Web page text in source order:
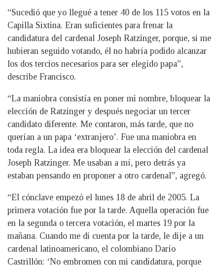
“Sucedió que yo llegué a tener 40 de los 115 votos en la
Capilla Sixtina. Eran suficientes para frenar la
candidatura del cardenal Joseph Ratzinger, porque, si me
hubieran seguido votando, él no habría podido alcanzar
los dos tercios necesarios para ser elegido papa”,
describe Francisco.
“La maniobra consistía en poner mi nombre, bloquear la
elección de Ratzinger y después negociar un tercer
candidato diferente. Me contaron, más tarde, que no
querían a un papa ‘extranjero’. Fue una maniobra en
toda regla. La idea era bloquear la elección del cardenal
Joseph Ratzinger. Me usaban a mí, pero detrás ya
estaban pensando en proponer a otro cardenal”, agregó.
“El cónclave empezó el lunes 18 de abril de 2005. La
primera votación fue por la tarde. Aquella operación fue
en la segunda o tercera votación, el martes 19 por la
mañana. Cuando me di cuenta por la tarde, le dije a un
cardenal latinoamericano, el colombiano Darío
Castrillón: ‘No embromen con mi candidatura, porque